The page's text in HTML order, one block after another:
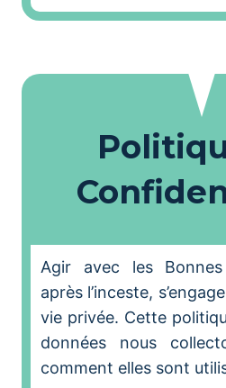
Agir avec les
après l’inceste,
vie privée. Cette
données nous
comment elles sont